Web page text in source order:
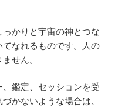
かりと宇宙の神とつな
なれるものです。人の
せん。
鑑定、セッションを受
かないような場合は、